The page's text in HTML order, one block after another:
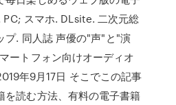
スマホ. DLsite. 二次元総
プ. 同人誌 声優の"声"と"演
ートフォン向けオーディオ
年9月17日 そこでこの記事
を読む方法、有料の電子書籍